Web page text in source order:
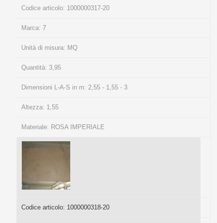
Codice articolo: 1000000317-20
Marca: 7
Unità di misura: MQ
Quantità: 3,95
Dimensioni L-A-S in m: 2,55 - 1,55 - 3
Altezza: 1,55
Materiale: ROSA IMPERIALE
Codice articolo: 1000000318-20